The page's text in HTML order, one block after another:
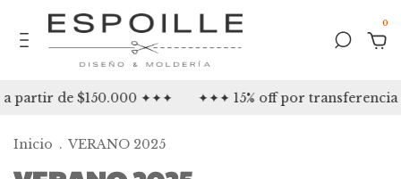
0
$150.000 ✦✦✦ ✦✦✦ 15% off por transferencia ✦✦✦
Inicio . VERANO 2025